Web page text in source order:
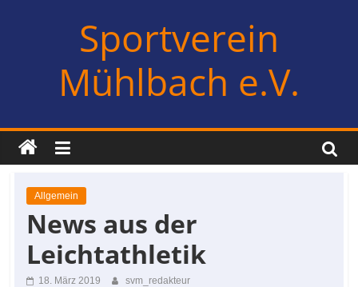
Sportverein
Mühlbach e.V.
Allgemein
News aus der
Leichtathletik
18. März 2019 svm_redakteur